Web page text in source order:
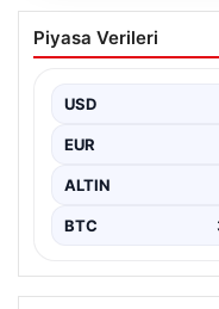
Atletico
orta sahasına
Atletico Mineiro
Piyasa Verileri
USD
EUR
ALTIN
BTC